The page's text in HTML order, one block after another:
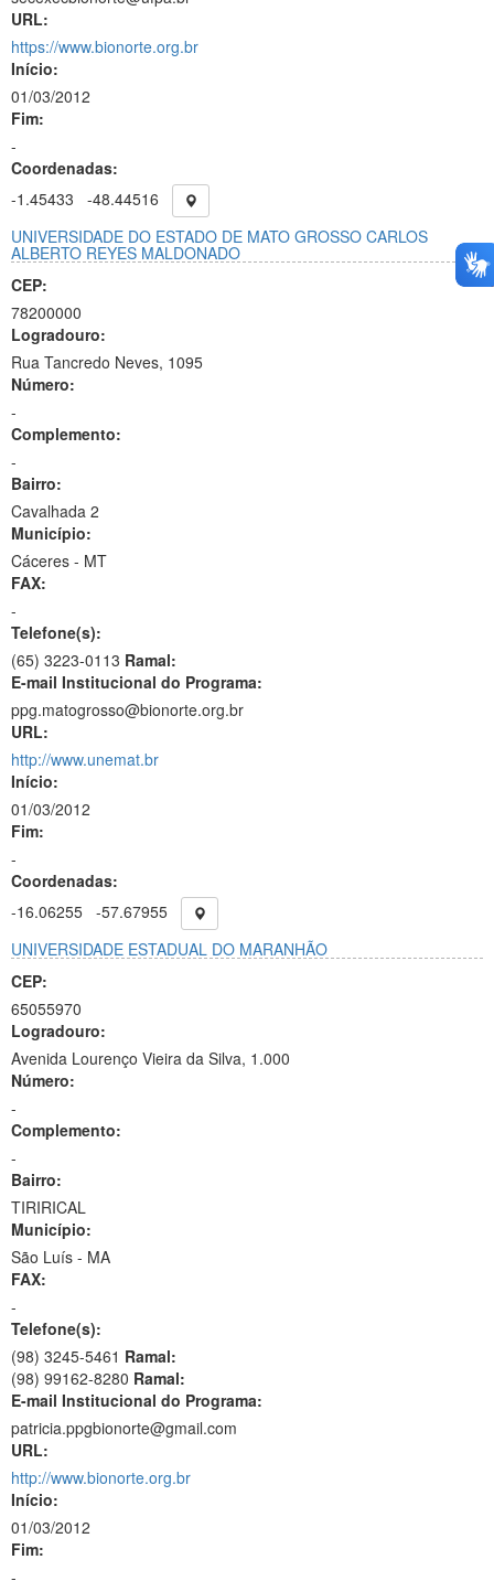
URL:
https://www.bionorte.org.br
Início:
01/03/2012
Fim:
-
Coordenadas:
-1.45433
-48.44516
UNIVERSIDADE DO ESTADO DE MATO GROSSO CARLOS
ALBERTO REYES MALDONADO
CEP:
78200000
Logradouro:
Rua Tancredo Neves, 1095
Número:
-
Complemento:
-
Bairro:
Cavalhada 2
Município:
Cáceres - MT
FAX:
-
Telefone(s):
(65) 3223-0113 Ramal:
E-mail Institucional do Programa:
ppg.matogrosso@bionorte.org.br
URL:
http://www.unemat.br
Início:
01/03/2012
Fim:
-
Coordenadas:
-16.06255 -57.67955
UNIVERSIDADE ESTADUAL DO MARANHÃO
CEP:
65055970
Logradouro:
Avenida Lourenço Vieira da Silva, 1.000
Número:
-
Complemento:
-
Bairro:
TIRIRICAL
Município:
São Luís - MA
FAX:
-
Telefone(s):
(98) 3245-5461 Ramal:
(98) 99162-8280 Ramal:
E-mail Institucional do Programa:
patricia.ppgbionorte@gmail.com
URL:
http://www.bionorte.org.br
Início:
01/03/2012
Fim:
-